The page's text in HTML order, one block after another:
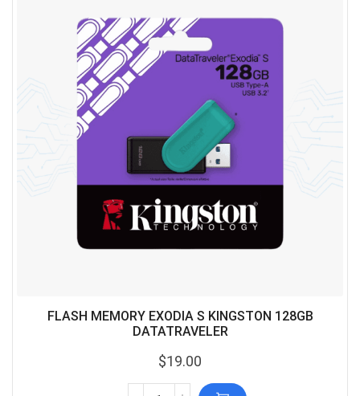
FLASH MEMORY EXODIA S KINGSTON 128GB
DATATRAVELER
$19.00